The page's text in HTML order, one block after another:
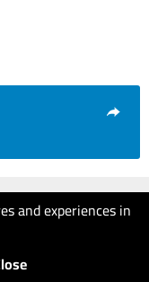
and experiences in